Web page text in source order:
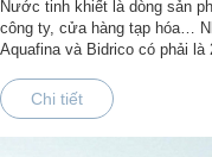
Nước tinh khiết là dòng sản
công ty, cửa hàng tạp hóa…
Aquafina và Bidrico có phải
Chi tiết